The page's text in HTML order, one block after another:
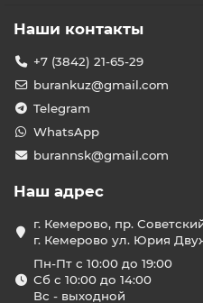
Наши контакты
+7 (3842) 21-65-29
burankuz@gmail.com
Telegram
WhatsApp
burannsk@gmail.com
Наш адрес
г. Кемерово, пр.
г. Кемерово ул. Юрия
Пн-Пт с 10:00 до 19:00
Сб с 10:00 до 14:00
Вс - выходной